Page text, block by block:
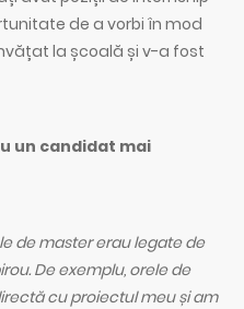
de a vorbi în mod
la școală și v-a fost
un candidat mai
de master erau legate de
De exemplu, orele de
cu proiectul meu și am